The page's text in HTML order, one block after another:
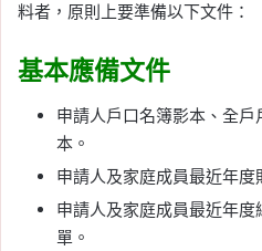
料者，原則上要準備以下文件：
基本應備文件
申請人戶口名簿影本、全
本。
申請人及家庭成員最近年度
申請人及家庭成員最近年
單。